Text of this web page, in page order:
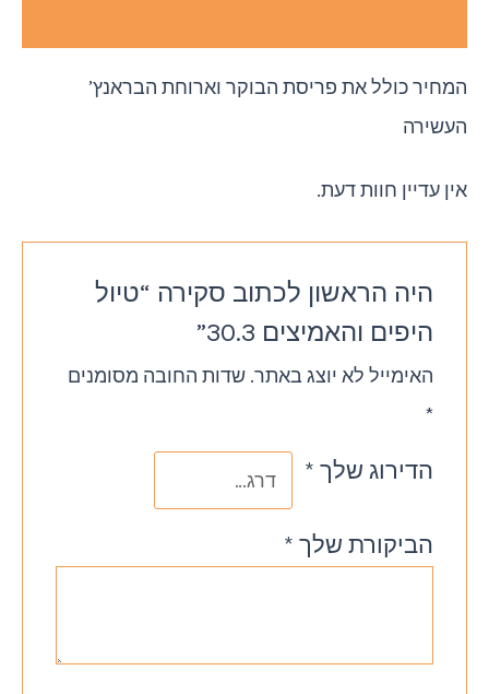
המחיר כולל את פריסת הבוקר וארוחת הבראנץ’
העשירה
אין עדיין חוות דעת.
היה הראשון לכתוב סקירה “טיול
היפים והאמיצים 30.3”
האימייל לא יוצג באתר. שדות החובה מסומנים
*
הדירוג שלך *
הביקורת שלך *